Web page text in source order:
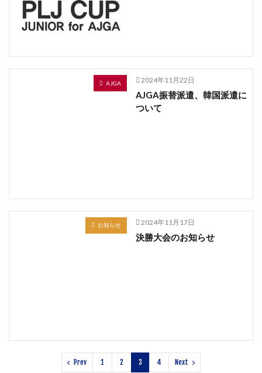
AJGA 2024年11月22日
AJGA振替派遣、韓国派遣に
ついて
お知らせ 2024年11月17日
決勝大会のお知らせ
Prev 1 2 3 4 Next